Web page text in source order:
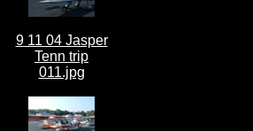
9 11 04 Jasper
Tenn trip
011.jpg